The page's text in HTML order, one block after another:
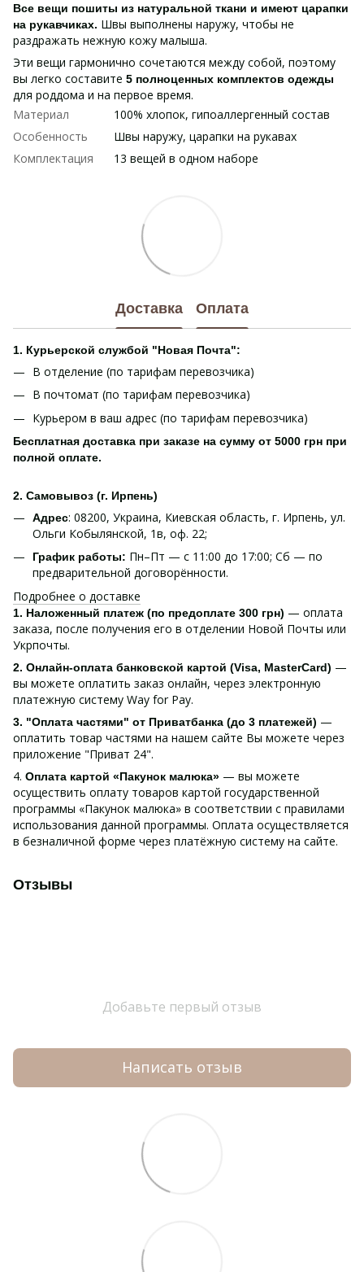
Все вещи пошиты из натуральной ткани и имеют царапки
на рукавчиках. Швы выполнены наружу, чтобы не
раздражать нежную кожу малыша.
Эти вещи гармонично сочетаются между собой, поэтому
вы легко составите 5 полноценных комплектов одежды
для роддома и на первое время.
Материал
100% хлопок, гипоаллергенный состав
Особенность
Швы наружу, царапки на рукавах
Комплектация
13 вещей в одном наборе
Доставка Оплата
1. Курьерской службой "Новая Почта":
В отделение (по тарифам перевозчика)
В почтомат (по тарифам перевозчика)
Курьером в ваш адрес (по тарифам перевозчика)
Бесплатная доставка при заказе на сумму от 5000 грн при
полной оплате.
2. Самовывоз (г. Ирпень)
Адрес: 08200, Украина, Киевская область, г. Ирпень, ул.
Ольги Кобылянской, 1в, оф. 22;
График работы: Пн–Пт — с 11:00 до 17:00; Сб — по
предварительной договорённости.
Подробнее о доставке
1. Наложенный платеж (по предоплате 300 грн) — оплата
заказа, после получения его в отделении Новой Почты или
Укрпочты.
2. Онлайн-оплата банковской картой (Visa, MasterCard) —
вы можете оплатить заказ онлайн, через электронную
платежную систему Way for Pay.
3. "Оплата частями" от Приватбанка (до 3 платежей) —
оплатить товар частями на нашем сайте Вы можете через
приложение "Приват 24".
4. Оплата картой «Пакунок малюка» — вы можете
осуществить оплату товаров картой государственной
программы «Пакунок малюка» в соответствии с правилами
использования данной программы. Оплата осуществляется
в безналичной форме через платёжную систему на сайте.
Отзывы
Добавьте первый отзыв
Написать отзыв